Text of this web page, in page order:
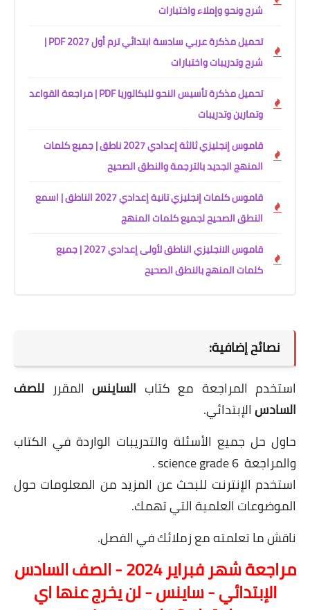
شرح ونحو وإملاء واختبارات
تحميل مذكرة عربي سادسة ابتدائي ترم أول 2027 PDF |
شرح وتدريبات واختبارات
تحميل مذكرة تأسيس النحو للبكالوريا PDF | مراجعة القواعد
وتمارين وتدريبات
قاموس إنجليزي ثالثة إعدادي 2027 ناطق | جميع كلمات
المنهج الجديد بالترجمة والنطق الصحيح
قاموس كلمات إنجليزي تانية إعدادي 2027 الناطق | اسمع
النطق الصحيح لجميع كلمات المنهج
قاموس الانجليزي الناطق لأولى إعدادي 2027 | جميع
كلمات المنهج بالنطق الصحيح
نصائح إضافية:
استخدم المراجعة مع كتاب الساينس المقرر للصف
السادسالإبتدائي.
حاول حل جميع الأسئلة والتدريبات الواردة في الكتاب
والمراجعة
.
استخدم الإنترنت للبحث عن المزيد من المعلومات حول
الموضوعات العلمية التي تهمك.
ناقش ما تعلمته مع زملائك في الفصل.
مراجعة شهر فبراير 2024 - الصف السادس
الإبتدائي - ساينس - لن يخرج عنها اي